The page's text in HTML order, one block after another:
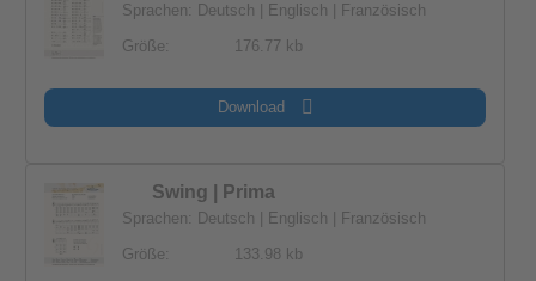
Sprachen: Deutsch | Englisch | Französisch
Größe:
176.77 kb
Download
Swing | Prima
Sprachen: Deutsch | Englisch | Französisch
Größe:
133.98 kb